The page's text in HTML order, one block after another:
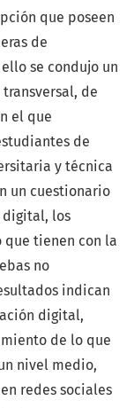
que poseen
de
se condujo un
de
el que
de
y técnica
un cuestionario
digital, los
que tienen con la
no
indican
digital,
de lo que
nivel medio,
redes sociales